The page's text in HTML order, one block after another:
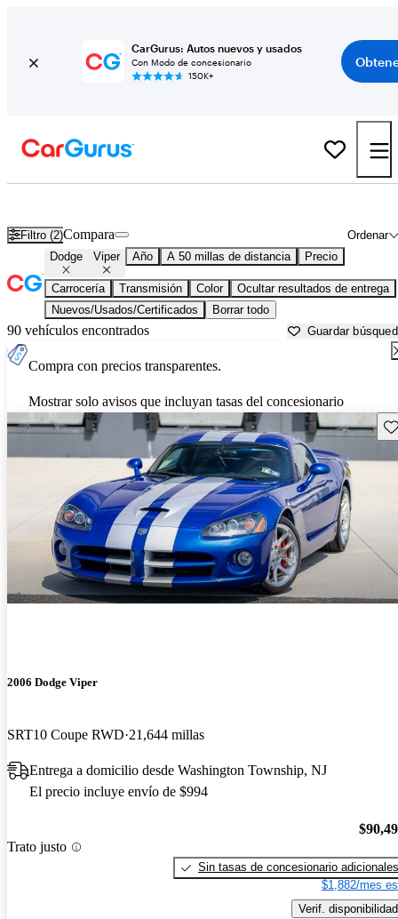
CarGurus: Autos nuevos y usados
Con Modo de concesionario
150K+
Filtro (2) Ordenar
Compara
Dodge Viper Año A 50 millas de distancia Precio
Carrocería Transmisión Color
Ocultar resultados de entrega
Nuevos/Usados/Certificados
Borrar todo
90 vehículos encontrados Guardar
Compra con precios transparentes.
Mostrar solo avisos que incluyan tasas del concesionario
2006 Dodge Viper
SRT10 Coupe RWD 21,644 millas
Entrega a domicilio desde Washington Township, NJ
El precio incluye envío de $994
Trato justo
Sin tasas de concesionario adicionales
$1,882/mes
Verif. disponibilidad